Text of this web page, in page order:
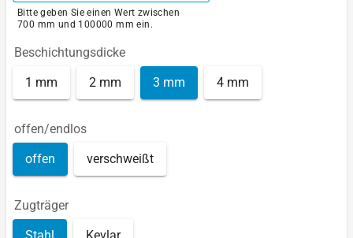
Bitte geben Sie einen Wert zwischen
700 mm und 100000 mm ein.
Beschichtungsdicke
1 mm 2 mm 3 mm 4 mm
offen/endlos
offen verschweißt
Zugträger